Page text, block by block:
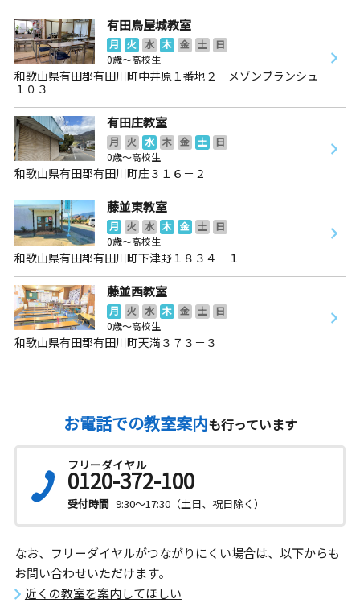
有田鳥屋城教室
月 火 水 木 金 土
日
0歳～高校生
和歌山県有田郡有田川町中井原１番地２ メゾンブランシュ
１０３
有田庄教室
月 火 水 木 金 土
日
0歳～高校生
和歌山県有田郡有田川町庄３１６－２
藤並東教室
月 火 水 木 金 土
日
0歳～高校生
和歌山県有田郡有田川町下津野１８３４－１
藤並西教室
月 火 水 木 金 土
日
0歳～高校生
和歌山県有田郡有田川町天満３７３－３
お電話での教室案内も行っています
フリーダイヤル
0120-372-100
受付時間 9:30～17:30（土日、祝日除く）
なお、フリーダイヤルがつながりにくい場合は、以下からも
お問い合わせいただけます。
近くの教室を案内してほしい